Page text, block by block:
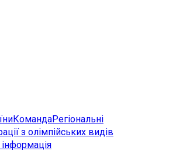
КомандаРегіональні
з олімпійських видів